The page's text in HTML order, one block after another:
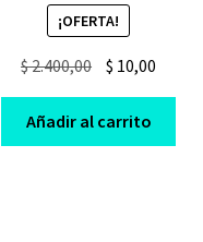
¡OFERTA!
$2.400,00
Original
price
was:
$ 2.400,00.
$ 10,00Current
price
$ 10,00.
Añadir al carrito